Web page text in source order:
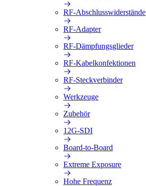
RF-Abschlusswiderstände
RF-Adapter
RF-Dämpfungsglieder
RF-Kabelkonfektionen
RF-Steckverbinder
Werkzeuge
Zubehör
12G-SDI
Board-to-Board
Extreme Exposure
Hohe Frequenz